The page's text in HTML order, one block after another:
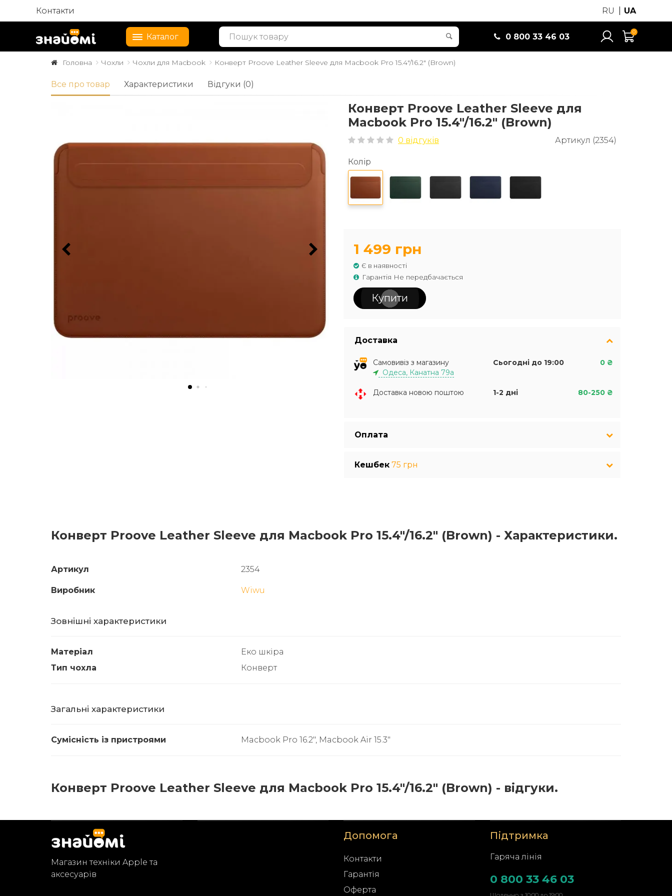
Контакти RU UA
Каталог 0 800 33 46 03
0
Головна Чохли Чохли для Macbook Конверт Proove Leather Sleeve для Macbook Pro 15.4"/16.2" (Brown)
Все про товар Характеристики Відгуки (0)
Конверт Proove Leather Sleeve для
Macbook Pro 15.4"/16.2" (Brown)
0 відгуків Артикул (2354)
Колір
1 499 грн
Є в наявності
Гарантія Не передбачається
Купити
Доставка
Самовивіз з магазину
Одеса, Канатна 79а
Сьогодні до 19:00 0 ₴
Доставка новою поштою 1-2 дні 80-250 ₴
Оплата
Кешбек 75 грн
Конверт Proove Leather Sleeve для Macbook Pro 15.4"/16.2" (Brown) - Характеристики.
Артикул 2354
Виробник Wiwu
Зовнішні характеристики
Матеріал
Еко шкіра
Тип чохла
Конверт
Загальні характеристики
Сумісність із пристроями Macbook Pro 16.2", Macbook Air 15.3"
Конверт Proove Leather Sleeve для Macbook Pro 15.4"/16.2" (Brown) - відгуки.
Магазин техніки Apple та
аксесуарів
Допомога
Контакти
Гарантія
Оферта
Підтримка
Гаряча лінія
0 800 33 46 03